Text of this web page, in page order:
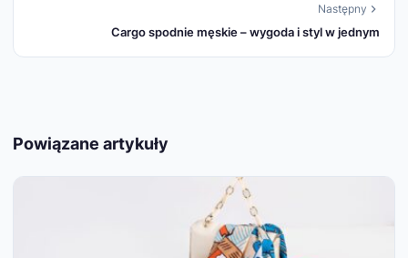
Następny
Cargo spodnie męskie – wygoda i styl w jednym
Powiązane artykuły